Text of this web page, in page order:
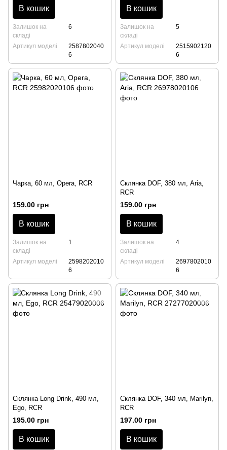
В кошик
Залишок на
складі
6
Артикул моделі
2587802040
6
В кошик
Залишок на
складі
5
Артикул моделі
2515902120
6
Чарка, 60 мл, Opera, RCR
159.00 грн
В кошик
Залишок на
складі
1
Артикул моделі
2598202010
6
Склянка DOF, 380 мл, Aria,
RCR
159.00 грн
В кошик
Залишок на
складі
4
Артикул моделі
2697802010
6
Склянка Long Drink, 490 мл,
Ego, RCR
195.00 грн
В кошик
Склянка DOF, 340 мл, Marilyn,
RCR
197.00 грн
В кошик